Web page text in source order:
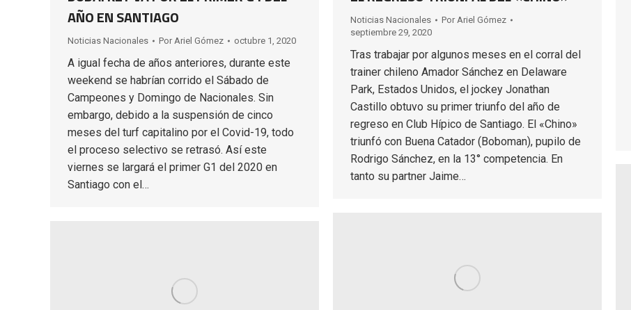
AÑO EN SANTIAGO
Noticias Nacionales Por Ariel Gómez octubre 1, 2020
A igual fecha de años anteriores, durante este
weekend se habrían corrido el Sábado de
Campeones y Domingo de Nacionales. Sin
embargo, debido a la suspensión de cinco
meses del turf capitalino por el Covid-19, todo
el proceso selectivo se retrasó. Así este
viernes se largará el primer G1 del 2020 en
Santiago con el…
Noticias Nacionales Por Ariel Gómez
septiembre 29, 2020
Tras trabajar por algunos meses en el corral del
trainer chileno Amador Sánchez en Delaware
Park, Estados Unidos, el jockey Jonathan
Castillo obtuvo su primer triunfo del año de
regreso en Club Hípico de Santiago. El «Chino»
triunfó con Buena Catador (Boboman), pupilo de
Rodrigo Sánchez, en la 13° competencia. En
tanto su partner Jaime…